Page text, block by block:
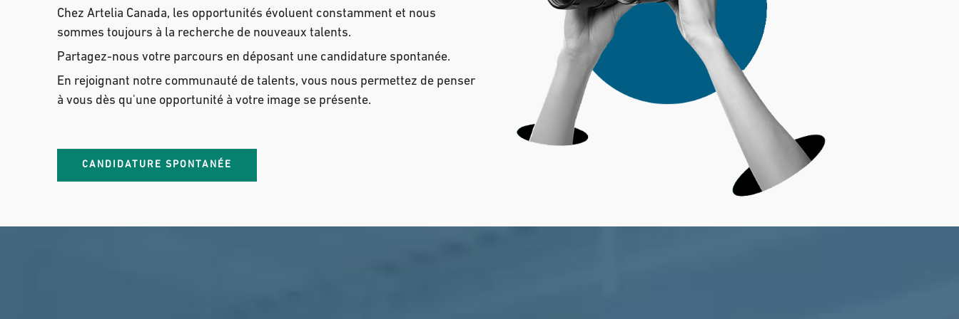
Chez Artelia Canada, les opportunités évoluent constamment et nous
sommes toujours à la recherche de nouveaux talents.
Partagez-nous votre parcours en déposant une candidature spontanée.
En rejoignant notre communauté de talents, vous nous permettez de penser
à vous dès qu'une opportunité à votre image se présente.
CANDIDATURE SPONTANÉE